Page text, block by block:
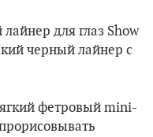
для глаз Show
черный лайнер с
фетровый mini-